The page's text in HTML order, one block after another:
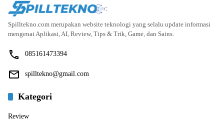
Spilltekno.com merupakan website teknologi yang selalu update informasi
mengenai Aplikasi, AI, Review, Tips & Trik, Game, dan Sains.
085161473394
spilltekno@gmail.com
Kategori
Review